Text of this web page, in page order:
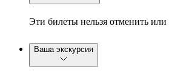
Эти билеты нельзя отменить или
Ваша экскурсия